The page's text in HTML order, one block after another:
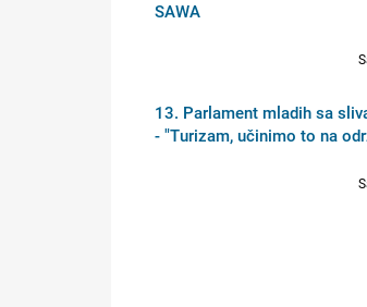
SAWA
13. Parlament mladih sa
- "Turizam, učinimo to na